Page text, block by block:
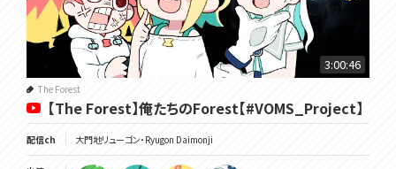
3:00:46
The Forest
【The Forest】俺たちのForest【#VOMS_Project】
配信ch 大門地リューゴン・Ryugon Daimonji